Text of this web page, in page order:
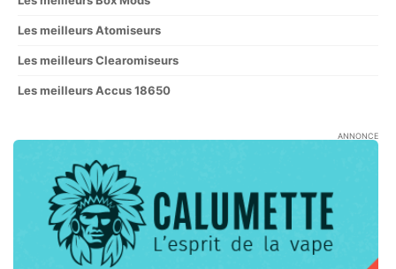
Les meilleurs Atomiseurs
Les meilleurs Clearomiseurs
Les meilleurs Accus 18650
ANNONCE